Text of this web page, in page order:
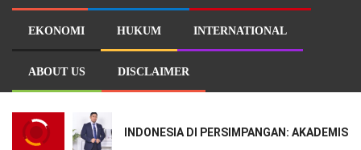
EKONOMI HUKUM INTERNATIONAL
ABOUT US DISCLAIMER
INDONESIA DI PERSIMPANGAN: AKADEMISI